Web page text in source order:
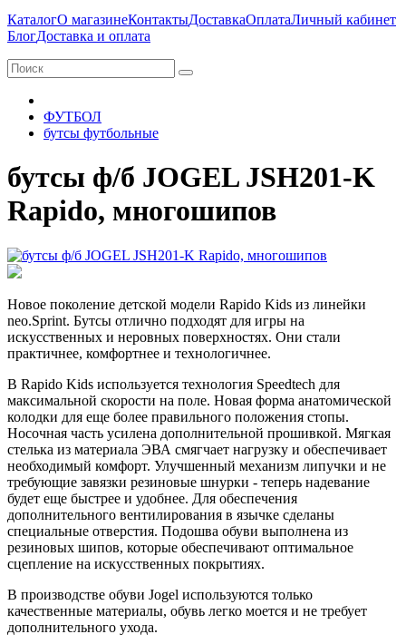
КаталогО магазинеКонтактыДоставкаОплатаЛичный кабинет
БлогДоставка и оплата
ФУТБОЛ
бутсы футбольные
бутсы ф/б JOGEL JSH201-K
Rapido, многошипов
Новое поколение детской модели Rapido Kids из линейки
neo.Sprint. Бутсы отлично подходят для игры на
искусственных и неровных поверхностях. Они стали
практичнее, комфортнее и технологичнее.
В Rapido Kids используется технология Speedtech для
максимальной скорости на поле. Новая форма анатомической
колодки для еще более правильного положения стопы.
Носочная часть усилена дополнительной прошивкой. Мягкая
стелька из материала ЭВА смягчает нагрузку и обеспечивает
необходимый комфорт. Улучшенный механизм липучки и не
требующие завязки резиновые шнурки - теперь надевание
будет еще быстрее и удобнее. Для обеспечения
дополнительного вентилирования в язычке сделаны
специальные отверстия. Подошва обуви выполнена из
резиновых шипов, которые обеспечивают оптимальное
сцепление на искусственных покрытиях.
В производстве обуви Jogel используются только
качественные материалы, обувь легко моется и не требует
дополнительного ухода.